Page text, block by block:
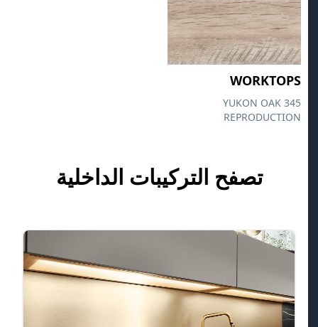
WORKTOPS
345 YUKON OAK
REPRODUCTION
تصفح التركيبات الداخلية